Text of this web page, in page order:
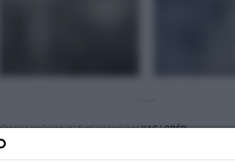
prokuratury, funkcjonariuszeKAS i CBŚP
miejscowościach województwa śląskiego. Zatrzymano na
trakcie przekazywania nielegalnych papierosów.